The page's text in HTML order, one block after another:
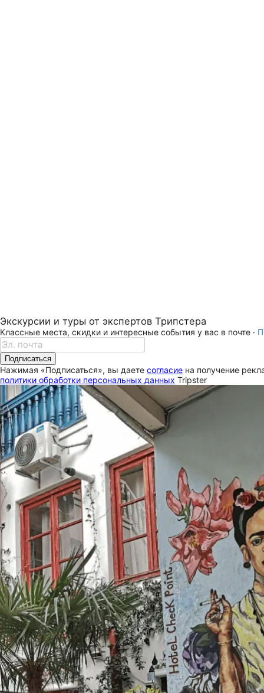
Экскурсии и туры от экспертов Трипстера
Классные места, скидки и интересные события у вас в почте ·
Подписаться
Нажимая «Подписаться», вы даете согласие на получение
политики обработки персональных данных Tripster